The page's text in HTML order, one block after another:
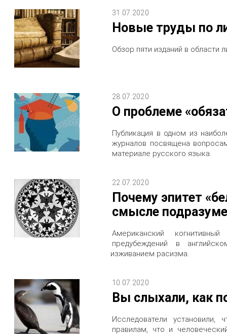
31.07.2020
Новые труды по
Обзор пяти изданий в области
28.07.2020
О проблеме
Публикация в одном из
журналов посвящена
материале русского языка.
22.07.2020
Почему эпитет
смысле
Американский
предубеждений в
изживанием расизма.
10.07.2020
Вы слыхали, как
Исследователи
правилам, что и